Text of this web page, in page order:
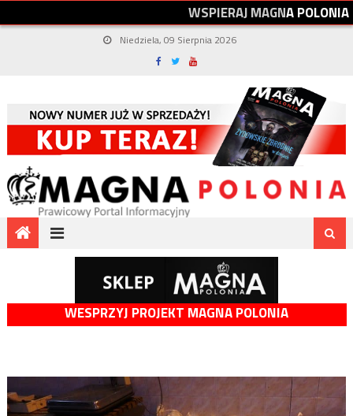
WSPIERAJMAGNAPOLONIA
Niedziela, 09 Sierpnia 2026
WESPRZYJ PROJEKT MAGNA POLONIA